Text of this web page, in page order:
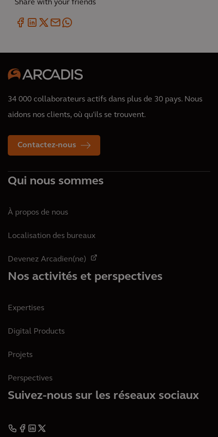
Share with your friends
34 000 collaborateurs actifs dans plus de 30 pays. Nous
aidons nos clients, où qu'ils se trouvent.
Contactez-nous
Qui nous sommes
À propos de nous
Localisation des bureaux
Devenez Arcadien(ne)
Nos activités et perspectives
Expertises
Digital Products
Projets
Perspectives
Suivez-nous sur les réseaux sociaux